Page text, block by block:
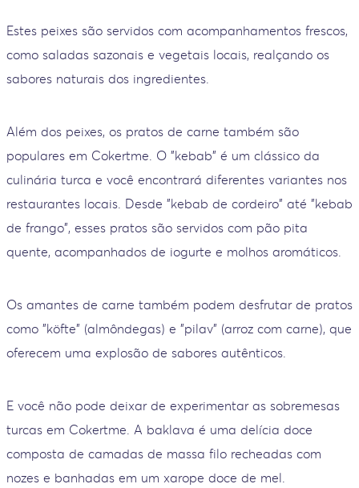
Estes peixes são servidos com acompanhamentos frescos,
como saladas sazonais e vegetais locais, realçando os
sabores naturais dos ingredientes.
Além dos peixes, os pratos de carne também são
populares em Cokertme. O "kebab" é um clássico da
culinária turca e você encontrará diferentes variantes nos
restaurantes locais. Desde "kebab de cordeiro" até "kebab
de frango", esses pratos são servidos com pão pita
quente, acompanhados de iogurte e molhos aromáticos.
Os amantes de carne também podem desfrutar de pratos
como "köfte" (almôndegas) e "pilav" (arroz com carne), que
oferecem uma explosão de sabores autênticos.
E você não pode deixar de experimentar as sobremesas
turcas em Cokertme. A baklava é uma delícia doce
composta de camadas de massa filo recheadas com
nozes e banhadas em um xarope doce de mel.